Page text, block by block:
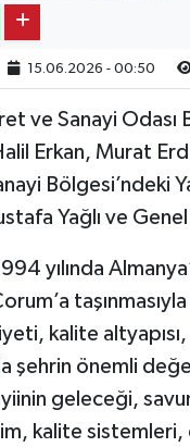
15.06.2026 - 00:50
ve Sanayi Odası
Erkan, Murat
Bölgesi’ndeki
Yağlı ve
yılında
kalite
şehrin önemli
geleceği,
kalite sistemleri,